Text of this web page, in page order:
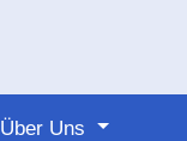
Über Uns